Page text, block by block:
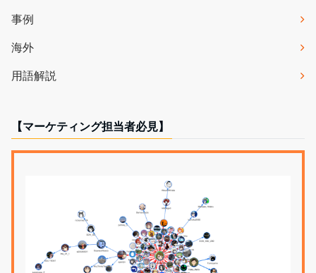
事例
海外
用語解説
【マーケティング担当者必見】